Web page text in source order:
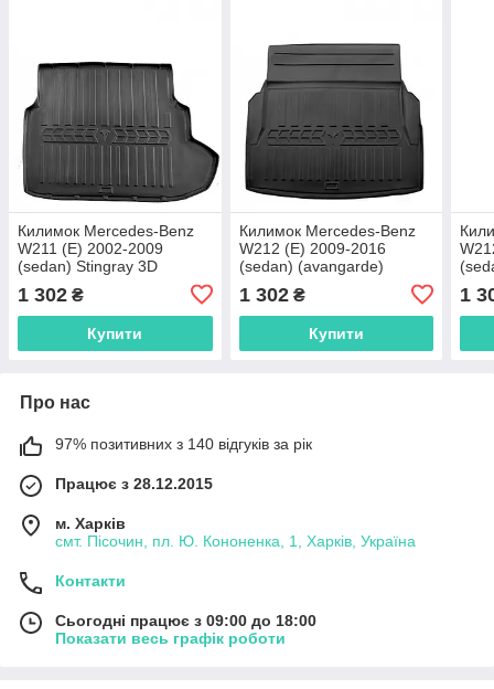
Килимок Mercedes-Benz
W211 (E) 2002-2009
(sedan) Stingray 3D
Автомобільний килимок у
багажник
1 302 ₴
Купити
Килимок Mercedes-Benz
W212 (E) 2009-2016
(sedan) (avangarde)
Stingray 3D Автомобільний
килимок у багажник
1 302₴
Купити
1
Про нас
97% позитивних з 140 відгуків за рік
Працює з 28.12.2015
м. Харків
смт. Пісочин, пл. Ю. Кононенка, 1, Харків, Україна
Контакти
Сьогодні працює з 09:00 до 18:00
Показати весь графік роботи